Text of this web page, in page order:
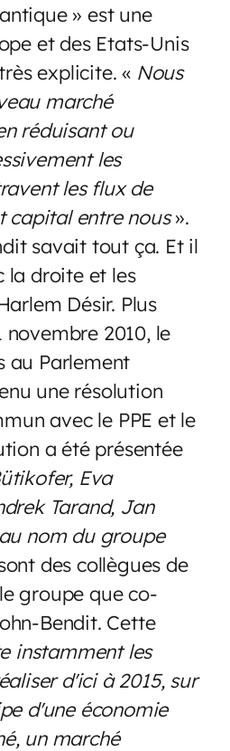
» est une
et des Etats-Unis
explicite. « Nous
marché
réduisant ou
les
les flux de
capital entre nous».
savait tout ça. Et il
la droite et les
Désir. Plus
novembre 2010, le
au Parlement
une résolution
avec le PPE et le
a été présentée
Eva
Tarand, Jan
nom du groupe
des collègues de
groupe que co-
Bendit. Cette
instamment les
d'ici à 2015, sur
d'une économie
un marché